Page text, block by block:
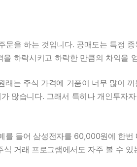
문을 하는 것입니다. 공매도는 특정
하락시키고 하락한 만큼의 차익을
래는 주식 가격에 거품이 너무 많이
많습니다. 그래서 특히나 개인투자
를 들어 삼성전자를 60,000원에 한
거래 프로그램에서도 자주 볼 수